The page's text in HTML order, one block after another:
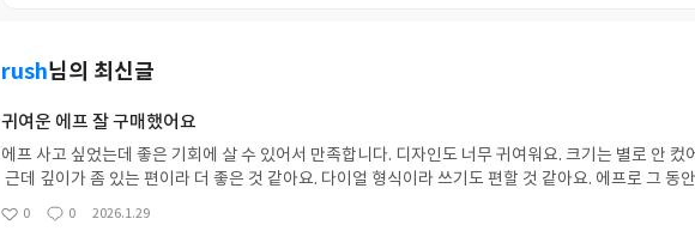
rush님의 최신글
귀여운 에프 잘 구매했어요
에프 사고 싶었는데 좋은 기회에 살 수 있어서 만족합니다. 디자인도 너무 귀여워요. 크기는 별로 안 컸
근데 깊이가 좀 있는 편이라 더 좋은 것 같아요. 다이얼 형식이라 쓰기도 편할 것 같아요. 에프로 그 동
했던 거 할 수 있을 것 같아요.
좋
0
댓
0
작
2026.1.29